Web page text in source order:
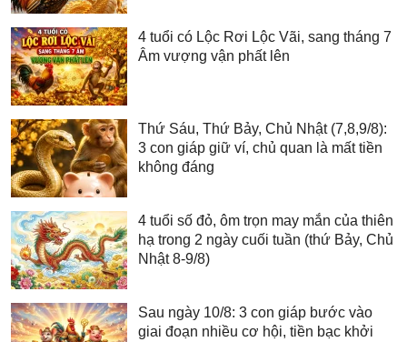
4 tuổi có Lộc Rơi Lộc Vãi, sang tháng 7
Âm vượng vận phất lên
Thứ Sáu, Thứ Bảy, Chủ Nhật (7,8,9/8):
3 con giáp giữ ví, chủ quan là mất tiền
không đáng
4 tuổi số đỏ, ôm trọn may mắn của thiên
hạ trong 2 ngày cuối tuần (thứ Bảy, Chủ
Nhật 8-9/8)
Sau ngày 10/8: 3 con giáp bước vào
giai đoạn nhiều cơ hội, tiền bạc khởi